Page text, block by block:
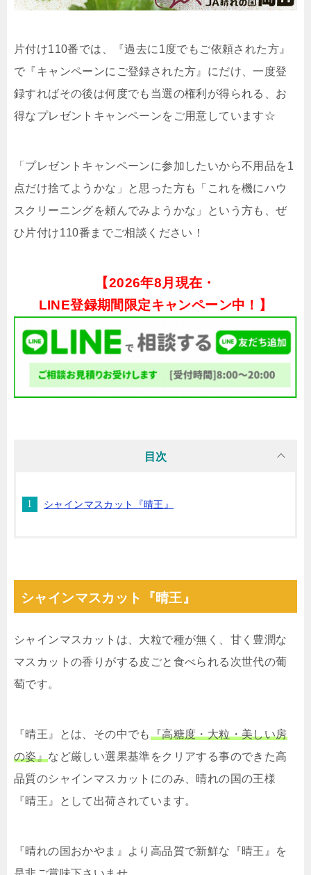
片付け110番では、『過去に1度でもご依頼された方』
で『キャンペーンにご登録された方』にだけ、一度登
録すればその後は何度でも当選の権利が得られる、お
得なプレゼントキャンペーンをご用意しています☆
「プレゼントキャンペーンに参加したいから不用品を1
点だけ捨てようかな」と思った方も「これを機にハウ
スクリーニングを頼んでみようかな」という方も、ぜ
ひ片付け110番までご相談ください！
【2026年8月現在・
LINE登録期間限定キャンペーン中！】
目次
シャインマスカット『晴王』
シャインマスカット『晴王』
シャインマスカットは、大粒で種が無く、甘く豊潤な
マスカットの香りがする皮ごと食べられる次世代の葡
萄です。
『晴王』とは、その中でも『高糖度・大粒・美しい房
の姿』など厳しい選果基準をクリアする事のできた高
品質のシャインマスカットにのみ、晴れの国の王様
『晴王』として出荷されています。
『晴れの国おかやま』より高品質で新鮮な『晴王』を